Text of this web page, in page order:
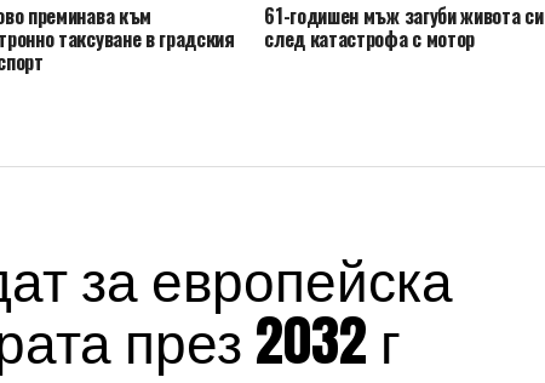
преминава към
таксуване в градския
61-годишен мъж загуби живота си
след катастрофа с мотор
за европейска
през 2032 г